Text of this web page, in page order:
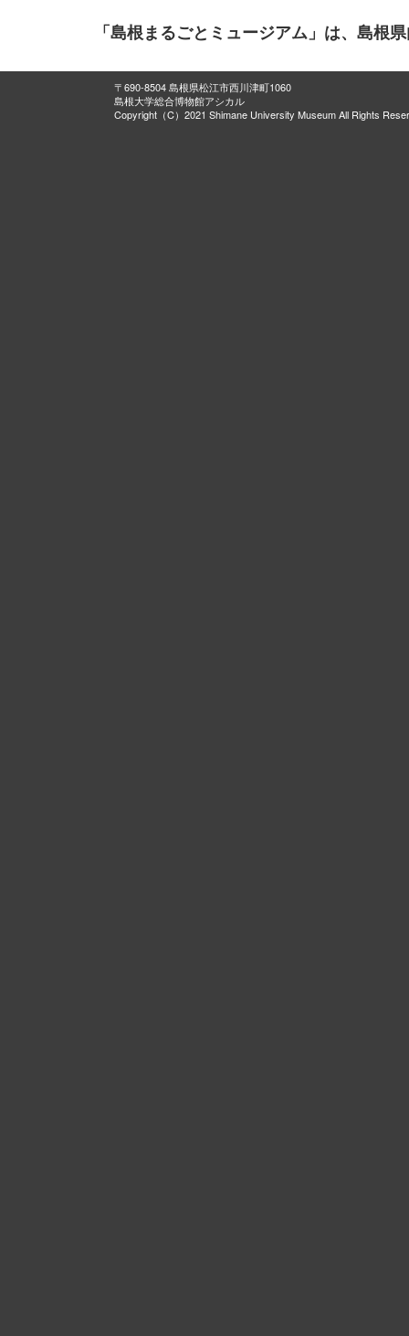
「島根まるごとミュージアム」は、島根
〒690-8504 島根県松江市西川津町1060
島根大学総合博物館アシカル
Copyright（C）2021 Shimane University Museum All Rights